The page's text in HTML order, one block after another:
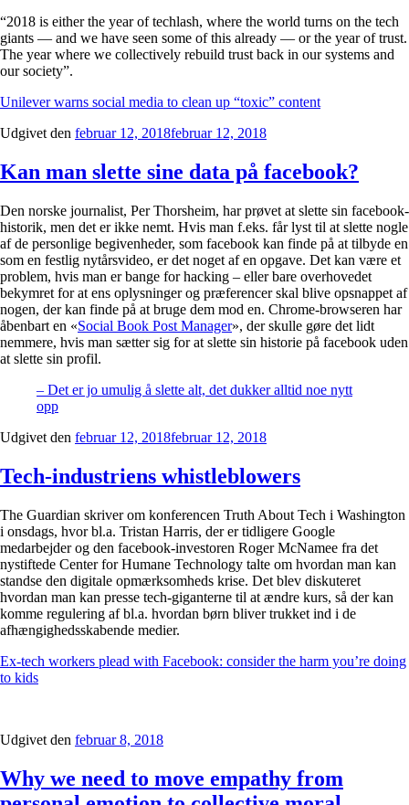
“2018 is either the year of techlash, where the world turns on the tech
giants — and we have seen some of this already — or the year of trust.
The year where we collectively rebuild trust back in our systems and
our society”.
Unilever warns social media to clean up “toxic” content
Udgivet den februar 12, 2018februar 12, 2018
Kan man slette sine data på facebook?
Den norske journalist, Per Thorsheim, har prøvet at slette sin facebook-
historik, men det er ikke nemt. Hvis man f.eks. får lyst til at slette nogle
af de personlige begivenheder, som facebook kan finde på at tilbyde en
som en festlig nytårsvideo, er det noget af en opgave. Det kan være et
problem, hvis man er bange for hacking – eller bare overhovedet
bekymret for at ens oplysninger og præferencer skal blive opsnappet af
nogen, der kan finde på at bruge dem mod en. Chrome-browseren har
åbenbart en «Social Book Post Manager», der skulle gøre det lidt
nemmere, hvis man sætter sig for at slette sin historie på facebook uden
at slette sin profil.
– Det er jo umulig å slette alt, det dukker alltid noe nytt
opp
Udgivet den februar 12, 2018februar 12, 2018
Tech-industriens whistleblowers
The Guardian skriver om konferencen Truth About Tech i Washington
i onsdags, hvor bl.a. Tristan Harris, der er tidligere Google
medarbejder og den facebook-investoren Roger McNamee fra det
nystiftede Center for Humane Technology talte om hvordan man kan
standse den digitale opmærksomheds krise. Det blev diskuteret
hvordan man kan presse tech-giganterne til at ændre kurs, så der kan
komme regulering af bl.a. hvordan børn bliver trukket ind i de
afhængighedsskabende medier.
Ex-tech workers plead with Facebook: consider the harm you’re doing
to kids
Udgivet den februar 8, 2018
Why we need to move empathy from